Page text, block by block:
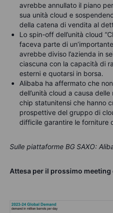
avrebbe annullato il piano
sua unità cloud e
della catena di vendita al
Lo spin-off dell’unità cloud
faceva parte di
avrebbe diviso l’azienda in
ciascuna con la capacità di
esterni e quotarsi in borsa.
Alibaba ha affermato che
dell’unità cloud a causa
chip statunitensi che hanno
prospettive del gruppo di
difficile garantire le forniture
Sulle piattaforme BG SAXO:
Attesa per il prossimo meeting